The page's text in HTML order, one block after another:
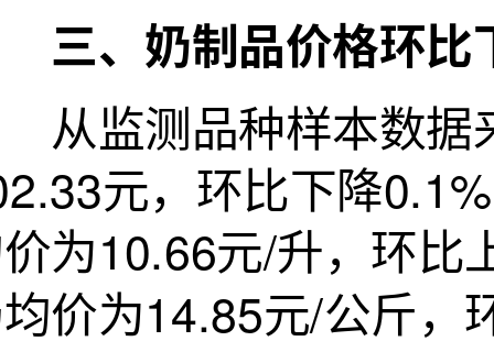
奶制品价格环比
测品种样本数据来
元，环比下降
为10.66元/升，环比
价为14.85元/公斤，